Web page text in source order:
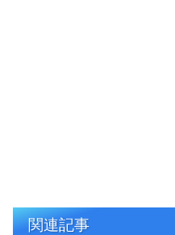
関連記事